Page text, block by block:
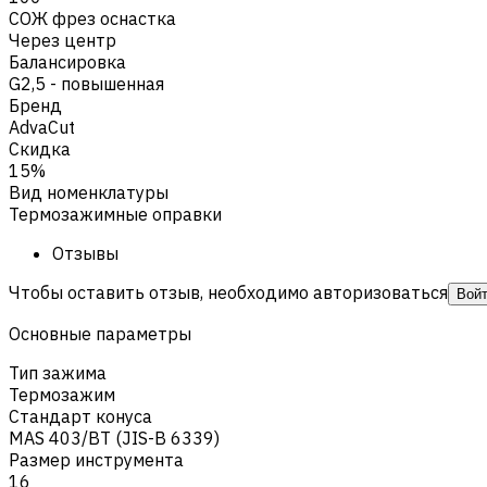
СОЖ фрез оснастка
Через центр
Балансировка
G2,5 - повышенная
Бренд
AdvaCut
Скидка
15%
Вид номенклатуры
Термозажимные оправки
Отзывы
Чтобы оставить отзыв, необходимо авторизоваться
Основные параметры
Тип зажима
Термозажим
Стандарт конуса
MAS 403/BT (JIS-B 6339)
Размер инструмента
16